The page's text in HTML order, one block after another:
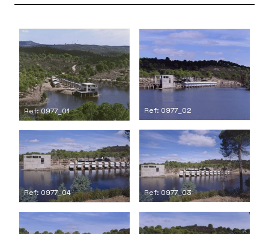
Ref: 0977_01 Ref: 0977_02
Ref: 0977_03
Ref: 0977_04